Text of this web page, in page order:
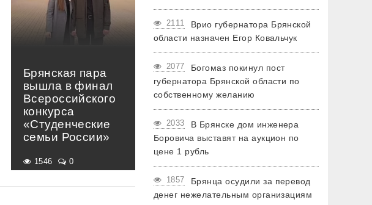
Брянская пара
вышла в финал
Всероссийского
конкурса
«Студенческие
семьи России»
1546 0
2111
Врио губернатора Брянской
области назначен Егор Ковальчук
2077
Богомаз покинул пост
губернатора Брянской области по
собственному желанию
2033
В Брянске дом инженера
Боровича выставят на аукцион по
цене 1 рубль
1857
Брянца осудили за перевод
денег нежелательным организациям